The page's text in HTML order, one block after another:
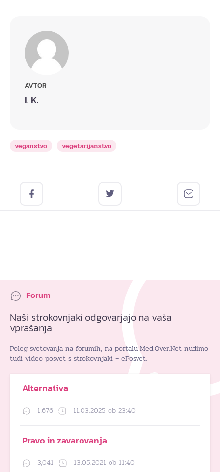
AVTOR
I. K.
veganstvo vegetarijanstvo
Forum
Naši strokovnjaki odgovarjajo na vaša
vprašanja
Poleg svetovanja na forumih, na portalu Med.Over.Net nudimo
tudi video posvet s strokovnjaki – ePosvet.
Alternativa
1,676 11.03.2025 ob 23:40
Pravo in zavarovanja
3,041 13.05.2021 ob 11:40